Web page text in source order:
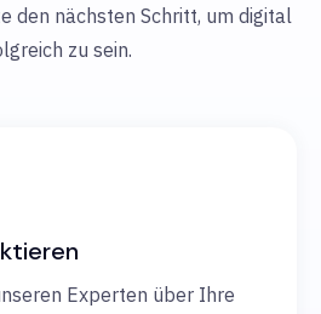
den nächsten Schritt, um digital
zu sein.
Experten über Ihre